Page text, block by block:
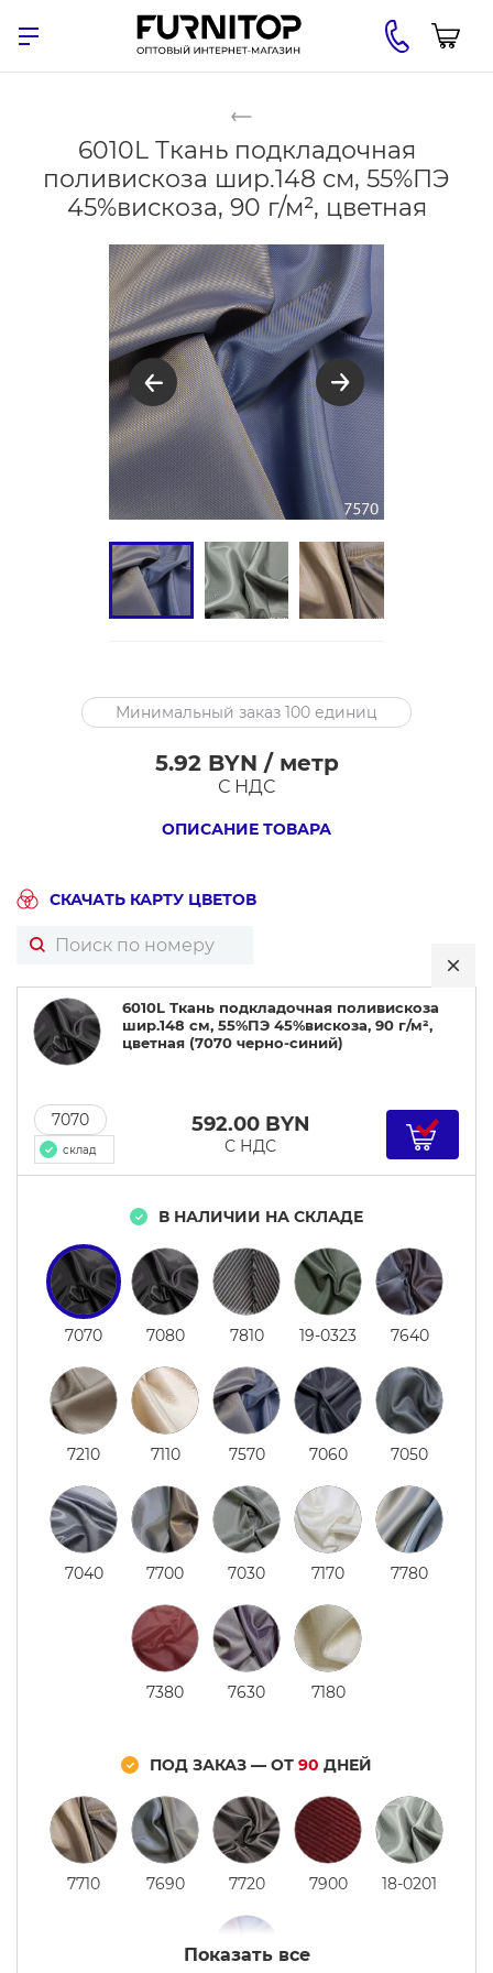
6010L Ткань подкладочная
поливискоза шир.148 см, 55%ПЭ
45%вискоза, 90 г/м², цветная
6010L
Ткань
подкладочная
45%вискоза,
г/
м²,
цветная
Минимальный заказ 100 единиц
5.92 BYN / метр
С НДС
ОПИСАНИЕ ТОВАРА
СКАЧАТЬ КАРТУ ЦВЕТОВ
6010L Ткань подкладочная поливискоза
шир.148 см, 55%ПЭ 45%вискоза, 90 г/м²,
цветная (7070 черно-синий)
7070
склад
592.00 BYN
С НДС
В НАЛИЧИИ НА СКЛАДЕ
7070 7080 7810 19-0323 7640
7210 7110 7570 7060 7050
7040 7700 7030 7170 7780
7380 7630 7180
ПОД ЗАКАЗ — ОТ 90 ДНЕЙ
7710 7690 7720 7900 18-0201
Показать все